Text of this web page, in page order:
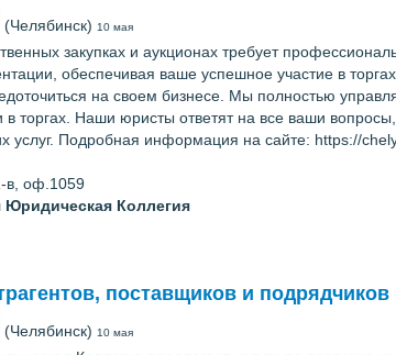
(Челябинск) 10 мая
закупках и аукционах требует
обеспечивая ваше успешное участие в
на своем бизнесе. Мы полностью
торгах. Наши юристы ответят на все ваши
услуг. Подробная информация на сайте: https://
в, оф.1059
Юридическая Коллегия
поставщиков и
(Челябинск) 10 мая